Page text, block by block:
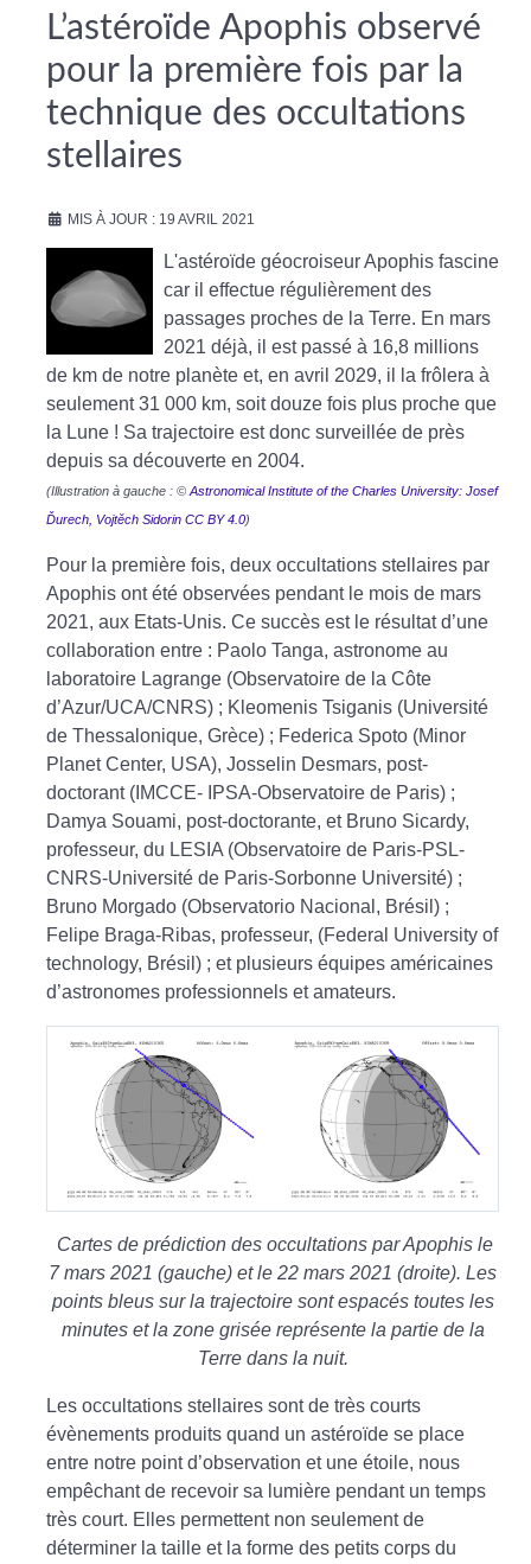
L’astéroïde Apophis observé
pour la première fois par la
technique des occultations
stellaires
MIS À JOUR : 19 AVRIL 2021
L'astéroïde géocroiseur Apophis fascine
car il effectue régulièrement des
passages proches de la Terre. En mars
2021 déjà, il est passé à 16,8 millions
de km de notre planète et, en avril 2029, il la frôlera à
seulement 31 000 km, soit douze fois plus proche que
la Lune ! Sa trajectoire est donc surveillée de près
depuis sa découverte en 2004.
(Illustration à gauche : © Astronomical Institute of the Charles University: Josef
Ďurech, Vojtěch Sidorin CC BY 4.0)
Pour la première fois, deux occultations stellaires par
Apophis ont été observées pendant le mois de mars
2021, aux Etats-Unis. Ce succès est le résultat d’une
collaboration entre : Paolo Tanga, astronome au
laboratoire Lagrange (Observatoire de la Côte
d’Azur/UCA/CNRS) ; Kleomenis Tsiganis (Université
de Thessalonique, Grèce) ; Federica Spoto (Minor
Planet Center, USA), Josselin Desmars, post-
doctorant (IMCCE- IPSA-Observatoire de Paris) ;
Damya Souami, post-doctorante, et Bruno Sicardy,
professeur, du LESIA (Observatoire de Paris-PSL-
CNRS-Université de Paris-Sorbonne Université) ;
Bruno Morgado (Observatorio Nacional, Brésil) ;
Felipe Braga-Ribas, professeur, (Federal University of
technology, Brésil) ; et plusieurs équipes américaines
d’astronomes professionnels et amateurs.
Cartes de prédiction des occultations par Apophis le
7 mars 2021 (gauche) et le 22 mars 2021 (droite). Les
points bleus sur la trajectoire sont espacés toutes les
minutes et la zone grisée représente la partie de la
Terre dans la nuit.
Les occultations stellaires sont de très courts
évènements produits quand un astéroïde se place
entre notre point d’observation et une étoile, nous
empêchant de recevoir sa lumière pendant un temps
très court. Elles permettent non seulement de
déterminer la taille et la forme des petits corps du